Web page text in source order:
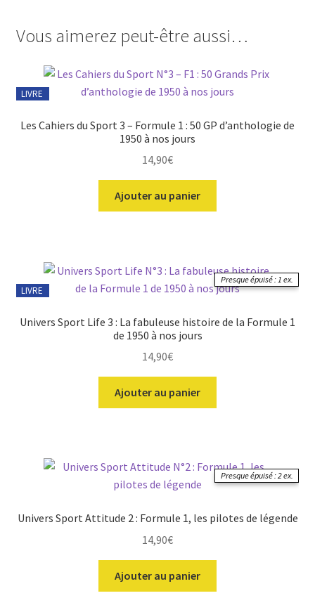
Vous aimerez peut-être aussi…
LIVRE
Les Cahiers du Sport 3 – Formule 1 : 50 GP d’anthologie de
1950 à nos jours
14,90€
Ajouter au panier
LIVRE
Presque épuisé : 1 ex.
Univers Sport Life 3 : La fabuleuse histoire de la Formule 1
de 1950 à nos jours
14,90€
Ajouter au panier
Presque épuisé : 2 ex.
Univers Sport Attitude 2 : Formule 1, les pilotes de légende
14,90€
Ajouter au panier